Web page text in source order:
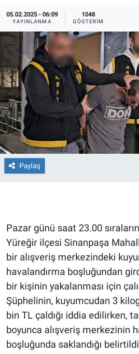
05.02.2025 - 06:09
YAYINLANMA
1048
GÖSTERIM
Paylaş
Pazar günü saat 23.00
Yüreğir ilçesi Sinanpaşa
bir alışveriş merkezindeki
havalandırma boşluğundan
bir kişinin yakalanması için
Şüphelinin, kuyumcudan 3
bin TL çaldığı iddia edilirken,
boyunca alışveriş merkezinin
boşluğunda saklandığı
Eğlence
Ekonomi
Forum
Gerçeğin İzinde
Gün Başlıyor
Gün Bitiyor
Gün Ortası
Haber
İlan
Kimdir
Koronavirüs
Kültür Sanat